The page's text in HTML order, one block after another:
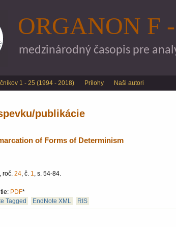
ORGANON F
medzinárodný časopis pre
1 - 25 (1994 - 2018) Prílohy Naši autori
publikácie
of Forms of Determinism
roč. 24, č. 1, s. 54-84.
PDF*
Tagged EndNote XML RIS